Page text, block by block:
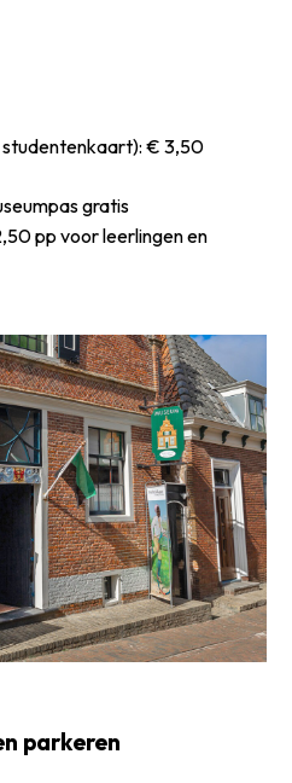
€ 3,50
gratis
pp voor leerlingen en
parkeren